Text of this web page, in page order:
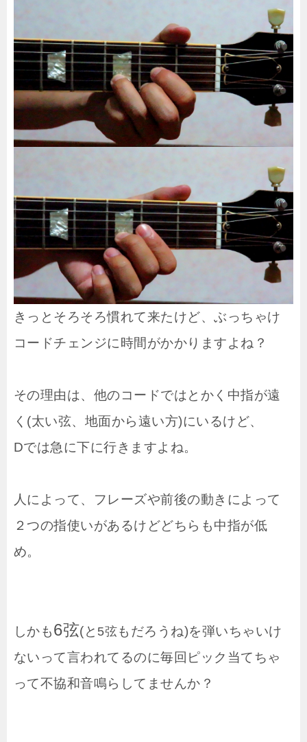
きっとそろそろ慣れて来たけど、ぶっちゃけ
コードチェンジに時間がかかりますよね？
その理由は、他のコードではとかく中指が遠
く(太い弦、地面から遠い方)にいるけど、
Dでは急に下に行きますよね。
人によって、フレーズや前後の動きによって
２つの指使いがあるけどどちらも中指が低
め。
しかも6弦(と 5弦もだろうね)を弾いちゃいけ
ないって言われてるのに毎回ピック当てちゃ
って不協和音鳴らしてませんか？